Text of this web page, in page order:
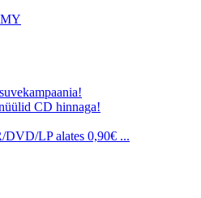
CD hinnaga!
LP alates 0,90€ ...